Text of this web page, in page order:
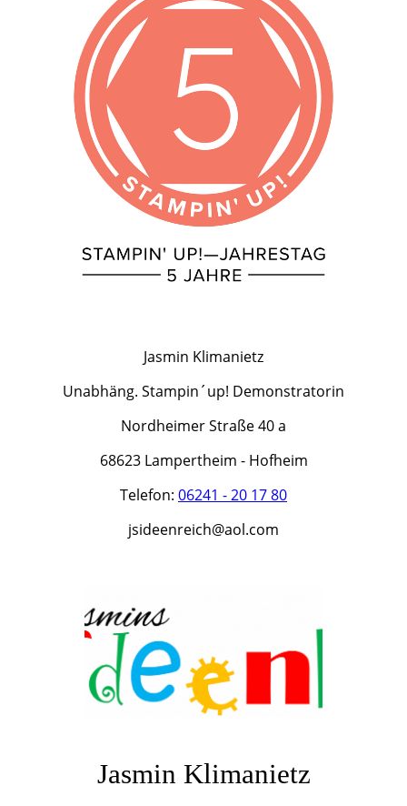
Jasmin Klimanietz
Unabhäng. Stampin´up! Demonstratorin
Nordheimer Straße 40 a
68623 Lampertheim - Hofheim
Telefon: 06241 - 20 17 80
jsideenreich@aol.com
Jasmin Klimanietz